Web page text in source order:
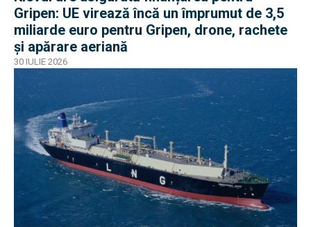
Gripen: UE virează încă un împrumut de 3,5
miliarde euro pentru Gripen, drone, rachete
și apărare aeriană
30 IULIE 2026